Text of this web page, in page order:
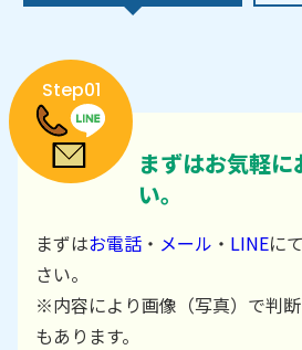
Step01
まずはお気軽
い。
まずはお電話 ・ メール ・ LINEに
さい。
※内容により画像（写真）で判
もあります。